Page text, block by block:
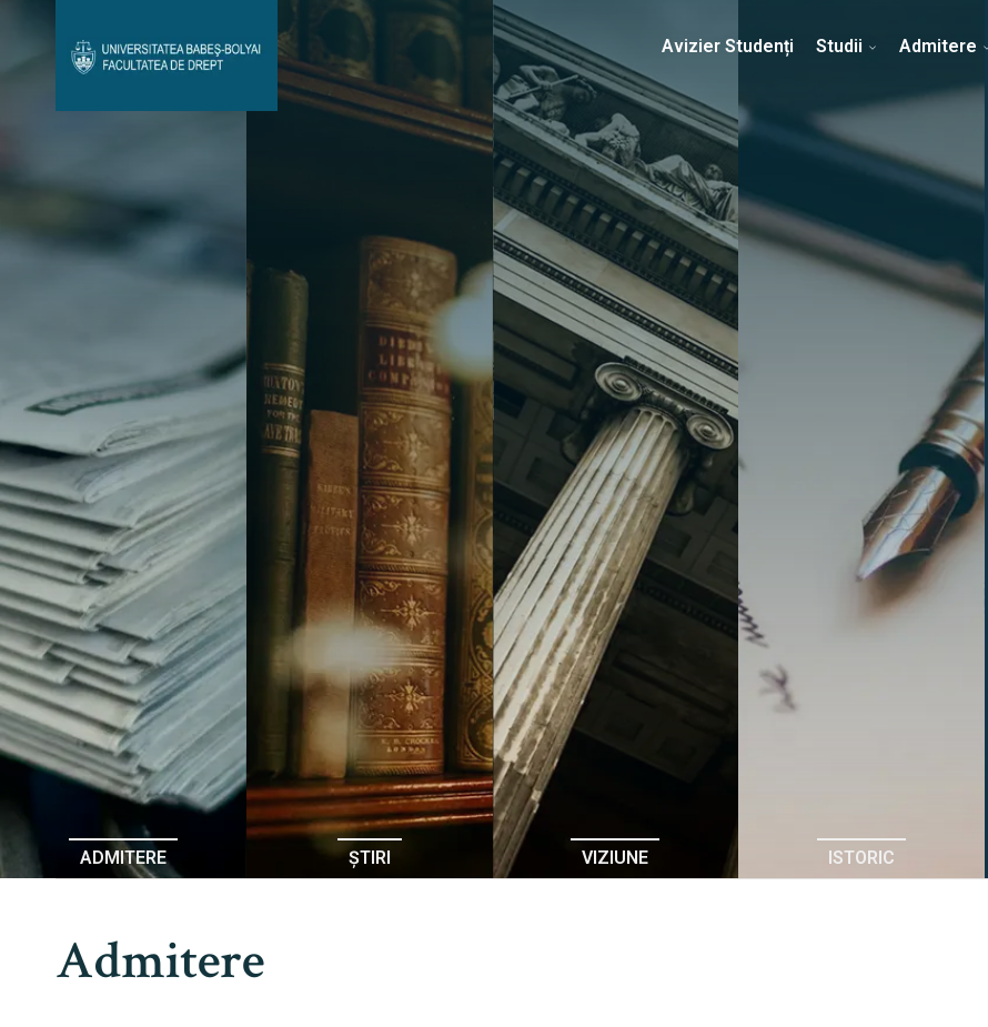
Avizier Studenți Admitere Erasmus & Internațional Despre Facultate
Contact
Avizier Studenți Studii Admitere
ADMITERE ȘTIRI VIZIUNE ISTORIC
Admitere